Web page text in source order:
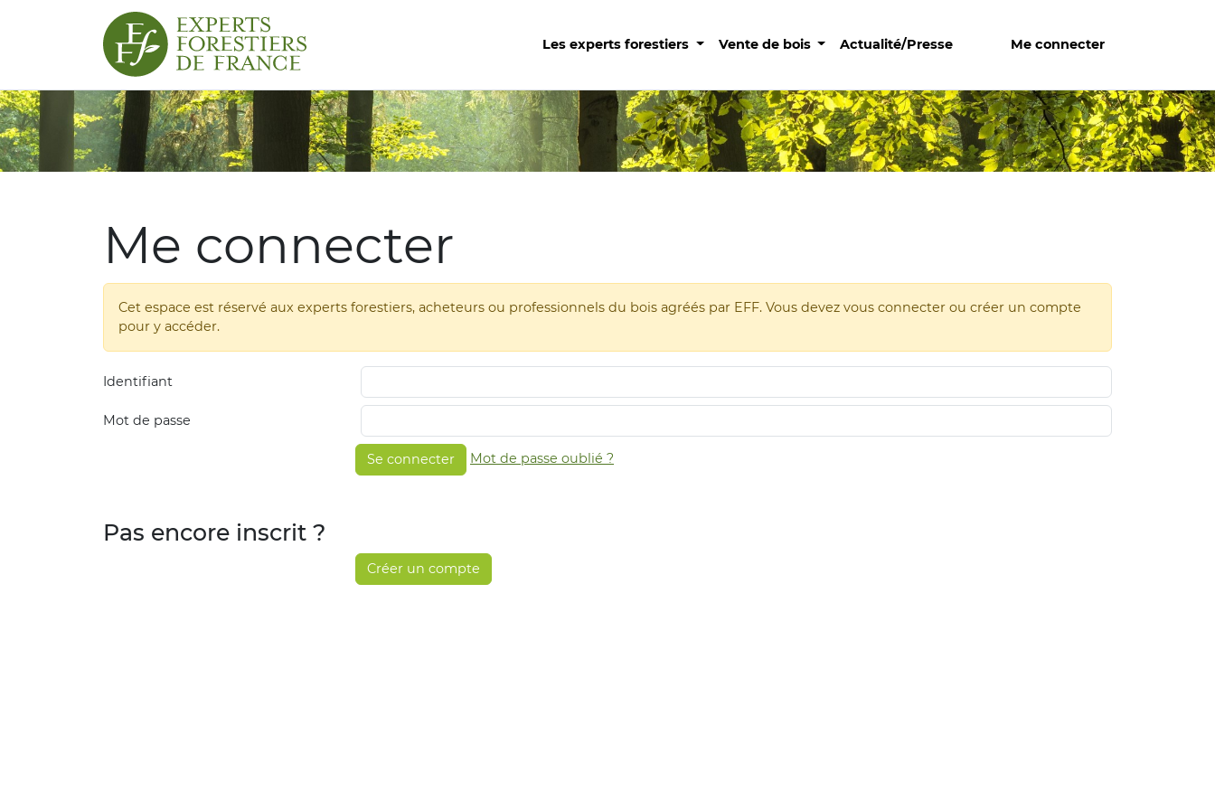
Les experts forestiers Vente de bois Actualité/Presse Me connecter
Me connecter
Cet espace est réservé aux experts forestiers, acheteurs ou professionnels du bois agréés par EFF. Vous devez vous connecter ou créer un compte
pour y accéder.
Identifiant
Mot de passe
Se connecter Mot de passe oublié ?
Pas encore inscrit ?
Créer un compte